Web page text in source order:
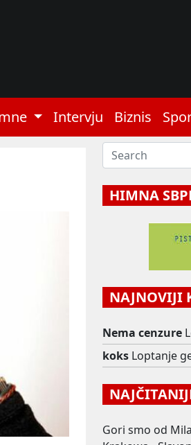
Intervju Biznis
HIMNA
NAJNOVIJI
Nema cenzure
koks Loptanje
Gori smo od